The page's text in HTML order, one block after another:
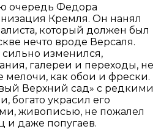
очередь Федора
Кремля. Он нанял
который должен был
нечто вроде Версаля.
изменился,
галереи и переходы, не
мелочи, как обои и фрески.
Верхний сад» с редкими
богато украсил его
живописью, не пожалел
и даже попугаев.